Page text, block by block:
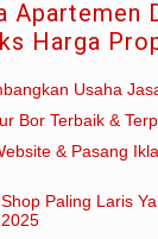
Apartemen
Harga
Usaha
Bor Terbaik &
& Pasang
Paling Laris